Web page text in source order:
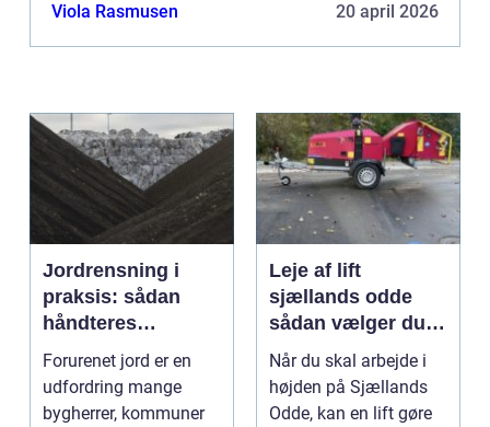
Viola Rasmusen 20 april 2026
Jordrensning i
praksis: sådan
håndteres
forurenet jord
ansvarligt
Forurenet jord er en
udfordring mange
bygherrer, kommuner
Leje af lift
sjællands odde
sådan vælger du
den rigtige løsning
Når du skal arbejde i
højden på Sjællands
Odde, kan en lift gøre